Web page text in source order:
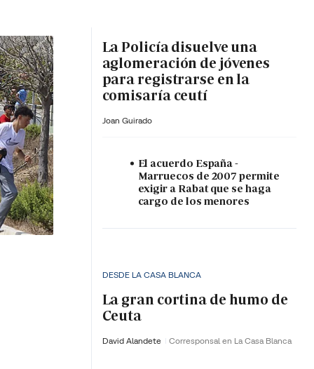
La Policía disuelve una
aglomeración de jóvenes
para registrarse en la
comisaría ceutí
Joan Guirado
El acuerdo España -
Marruecos de 2007 permite
exigir a Rabat que se haga
cargo de los menores
DESDE LA CASA BLANCA
La gran cortina de humo de
Ceuta
David Alandete Corresponsal en La Casa Blanca